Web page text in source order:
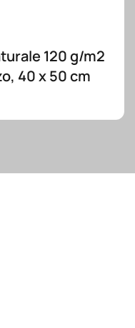
120 g/m2
40 x 50 cm